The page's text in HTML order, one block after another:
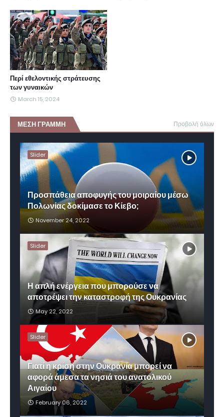
Περί εθελοντικής στράτευσης
των γυναικών
March 15, 2024
ΜΕΣΗ ΓΡΑΜΜΗ Προβολή όλων
Slider
Προσπάθεια αποφυγής του μοιραίου μέσω
Πολωνίας δοκίμασε το Κίεβο;
November 24, 2022
Slider
Η απλή ενέργεια που μπορούσε να
αποτρέψει την καταστροφή της Ουκρανίας
May 22, 2022
Slider
Γιατί η κρίση στην Ουκρανία μπορεί να
αφορά άμεσα τα νησιά του ανατολικού
Αιγαίου
February 06, 2022